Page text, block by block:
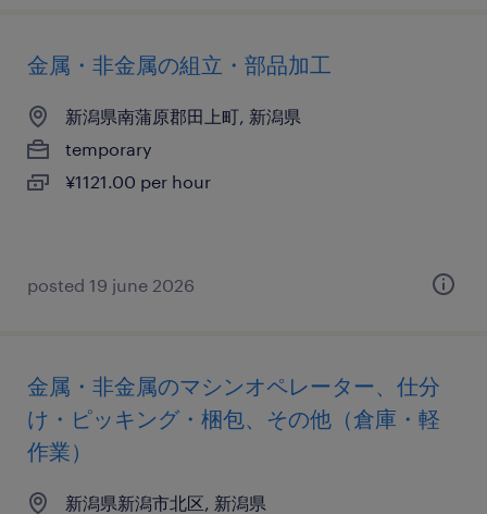
金属・非金属の組立・部品加工
新潟県南蒲原郡田上町, 新潟県
temporary
¥1121.00 per hour
posted 19 june 2026
金属・非金属のマシンオペレーター、仕分
け・ピッキング・梱包、その他（倉庫・軽
作業）
新潟県新潟市北区, 新潟県